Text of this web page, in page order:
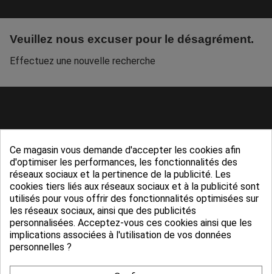
Veuillez nous excuser pour le désagrément.
Effectuez une nouvelle recherche
Service client
05 65 74 58 60
CGV
Ce magasin vous demande d'accepter les cookies afin
d'optimiser les performances, les fonctionnalités des
réseaux sociaux et la pertinence de la publicité. Les
cookies tiers liés aux réseaux sociaux et à la publicité sont
utilisés pour vous offrir des fonctionnalités optimisées sur
les réseaux sociaux, ainsi que des publicités
personnalisées. Acceptez-vous ces cookies ainsi que les
implications associées à l'utilisation de vos données
personnelles ?